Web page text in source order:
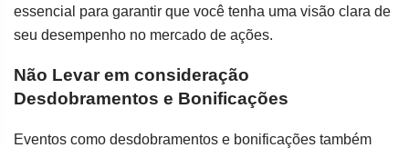
essencial para garantir que você tenha uma visão clara de
seu desempenho no mercado de ações.
Não Levar em consideração
Desdobramentos e Bonificações
Eventos como desdobramentos e bonificações também